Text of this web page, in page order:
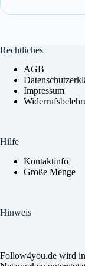
Rechtliches
AGB
Impressum
Hilfe
Kontaktinfo
Große Menge
Hinweis
Follow4you.de wird in